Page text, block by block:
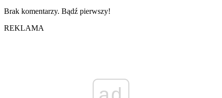
Brak komentarzy. Bądź pierwszy!
REKLAMA